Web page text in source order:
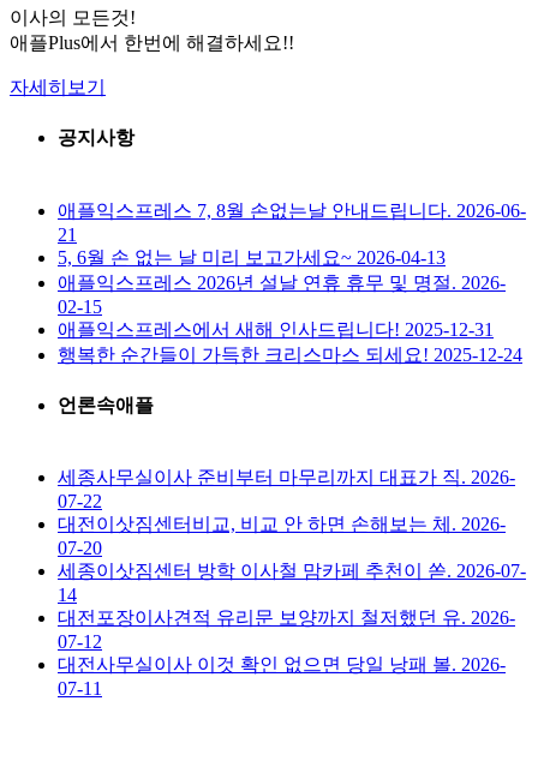
이사의 모든것!
애플Plus에서 한번에 해결하세요!!
자세히보기
공지사항
애플익스프레스 7, 8월 손없는날 안내드립니다. 2026-06-
21
5, 6월 손 없는 날 미리 보고가세요~ 2026-04-13
애플익스프레스 2026년 설날 연휴 휴무 및 명절. 2026-
02-15
애플익스프레스에서 새해 인사드립니다! 2025-12-31
행복한 순간들이 가득한 크리스마스 되세요! 2025-12-24
언론속애플
세종사무실이사 준비부터 마무리까지 대표가 직. 2026-
07-22
대전이삿짐센터비교, 비교 안 하면 손해보는 체. 2026-
07-20
세종이삿짐센터 방학 이사철 맘카페 추천이 쏟. 2026-07-
14
대전포장이사견적 유리문 보양까지 철저했던 유. 2026-
07-12
대전사무실이사 이것 확인 없으면 당일 낭패 볼. 2026-
07-11